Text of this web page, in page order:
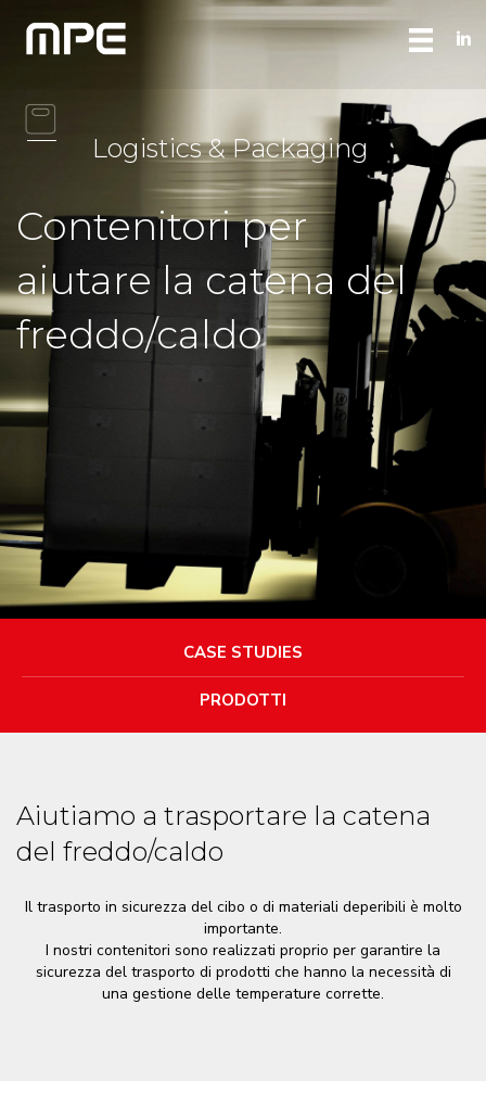
Logistics & Packaging
Contenitori per
aiutare la catena del
freddo/caldo
CASE STUDIES
PRODOTTI
Aiutiamo a trasportare la catena
del freddo/caldo
Il trasporto in sicurezza del cibo o di materiali deperibili è molto
importante.
I nostri contenitori sono realizzati proprio per garantire la
sicurezza del trasporto di prodotti che hanno la necessità di
una gestione delle temperature corrette.